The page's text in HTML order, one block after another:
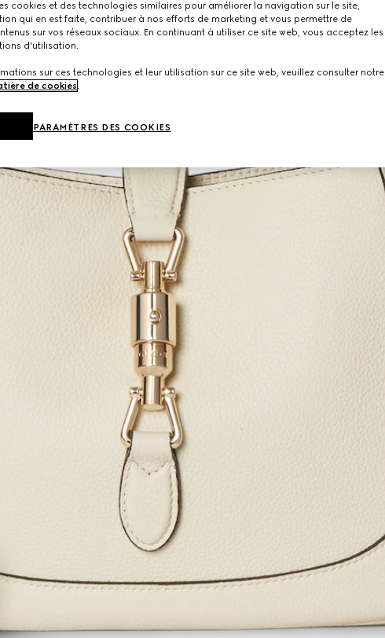
cookies et des technologies similaires pour améliorer la navigation sur le site,
qui en est faite, contribuer à nos efforts de marketing et vous permettre de
sur vos réseaux sociaux. En continuant à utiliser ce site web, vous acceptez les
d'utilisation.
sur ces technologies et leur utilisation sur ce site web, veuillez consulter notre
de cookies
PARAMÈTRES DES COOKIES